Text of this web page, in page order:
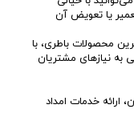
یا تعویض آن
محصولات باطری، با
نیازهای مشتریان
ارائه خدمات امداد